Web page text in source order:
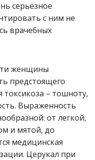
серьёзное
с ним не
врачебных
женщины
предстоящего
токсикоза – тошноту,
Выраженность
от легкой,
и мятой, до
медицинская
Церукал при